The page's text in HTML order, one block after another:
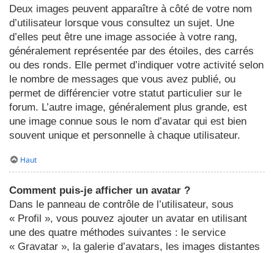
Deux images peuvent apparaître à côté de votre nom
d’utilisateur lorsque vous consultez un sujet. Une
d’elles peut être une image associée à votre rang,
généralement représentée par des étoiles, des carrés
ou des ronds. Elle permet d’indiquer votre activité selon
le nombre de messages que vous avez publié, ou
permet de différencier votre statut particulier sur le
forum. L’autre image, généralement plus grande, est
une image connue sous le nom d’avatar qui est bien
souvent unique et personnelle à chaque utilisateur.
Haut
Comment puis-je afficher un avatar ?
Dans le panneau de contrôle de l’utilisateur, sous
« Profil », vous pouvez ajouter un avatar en utilisant
une des quatre méthodes suivantes : le service
« Gravatar », la galerie d’avatars, les images distantes